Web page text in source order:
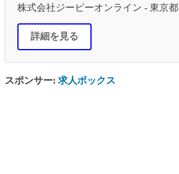
株式会社ジーピーオンライン - 東京都
詳細を見る
スポンサー: 求人ボックス